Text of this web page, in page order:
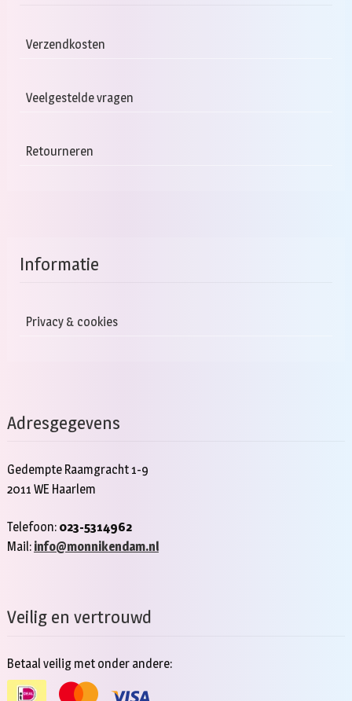
Verzendkosten
Veelgestelde vragen
Retourneren
Informatie
Privacy & cookies
Adresgegevens
Gedempte Raamgracht 1-9
2011 WE Haarlem
Telefoon: 023-5314962
Mail: info@monnikendam.nl
Veilig en vertrouwd
Betaal veilig met onder andere: